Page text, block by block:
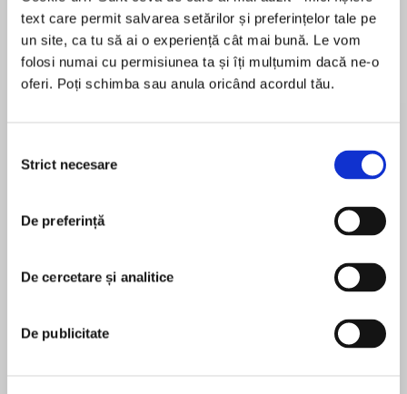
text care permit salvarea setărilor și preferințelor tale pe
un site, ca tu să ai o experiență cât mai bună. Le vom
folosi numai cu permisiunea ta și îți mulțumim dacă ne-o
oferi. Poți schimba sau anula oricând acordul tău.
consimțământului
Strict necesare
De preferință
De cercetare și analitice
De publicitate
Sohn Won-pyung
life of mindfulness, positivity, and gratitude?
Njuta (pronounced “nyutah”), which means
“enjoy” or “delight in,” is the Swedish art of
happiness in even the smallest things, njuta can
be applied to every area of life: Daily rituals
friluftsliv (open-air life) Meal times and fika
În acest moment nu există recenzii